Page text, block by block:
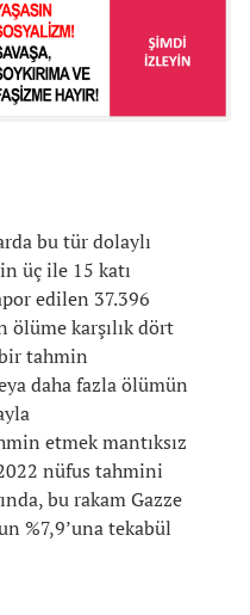
bu tür dolaylı
üç ile 15 katı
edilen 37.396
karşılık dört
tahmin
daha fazla ölümün
etmek mantıksız
nüfus tahmini
bu rakam Gazze
%7,9’una tekabül